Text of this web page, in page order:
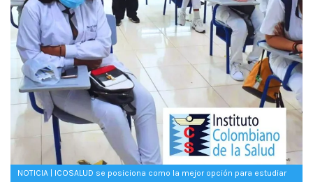
NOTICIA | ICOSALUD se posiciona como la mejor opción para estudiar